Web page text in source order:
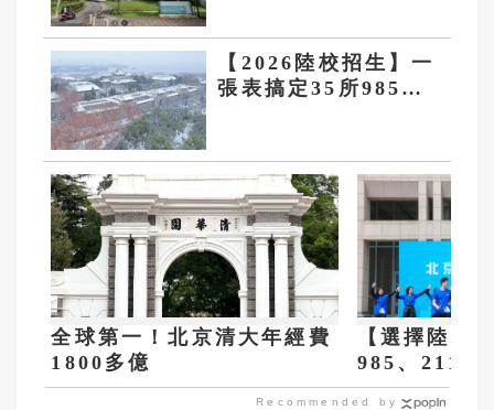
【2026陸校招生】一
張表搞定35所985陸
免面試
全球第一！北京清大年經費
1800多億
【選擇陸校
985、211：
1％、2％大
Recommended by